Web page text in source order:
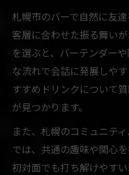
札幌市のバーで自然に友
客層に合わせた振る舞い
を選ぶと、バーテンダー
な流れで会話に発展しや
すすめドリンクについて
が見つかります。
また、札幌のコミュニテ
では、共通の趣味や関心
初対面でも打ち解けやす